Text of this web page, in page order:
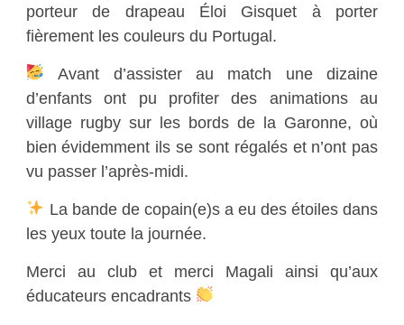
porteur de drapeau Éloi Gisquet à porter
fièrement les couleurs du Portugal.
Avant d’assister au match une dizaine
d’enfants ont pu profiter des animations au
village rugby sur les bords de la Garonne, où
bien évidemment ils se sont régalés et n’ont pas
vu passer l’après-midi.
La bande de copain(e)s a eu des étoiles dans
les yeux toute la journée.
Merci au club et merci Magali ainsi qu’aux
éducateurs encadrants